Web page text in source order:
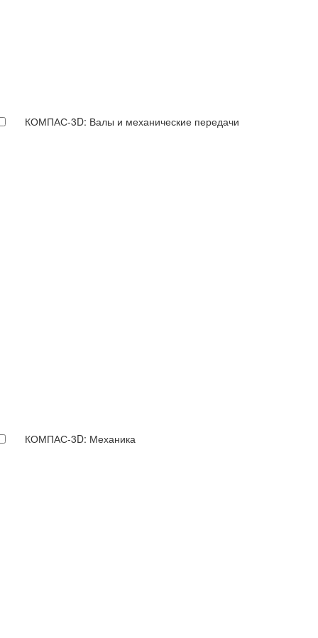
КОМПАС-3D: Валы и механические передачи
КОМПАС-3D: Механика